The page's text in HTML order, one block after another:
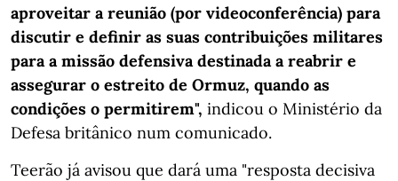
aproveitar a reunião (por videoconferência) para
discutir e definir as suas contribuições militares
para a missão defensiva destinada a reabrir e
assegurar o estreito de Ormuz, quando as
condições o permitirem", indicou o Ministério da
Defesa britânico num comunicado.
Teerão já avisou que dará uma "resposta decisiva